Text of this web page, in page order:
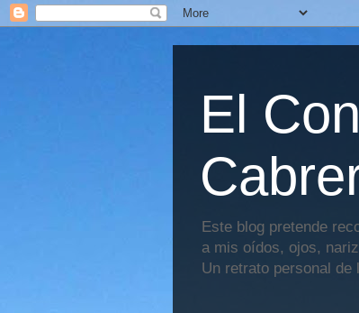
El
Este blog pretende
a mis oídos, ojos,
Un retrato personal de